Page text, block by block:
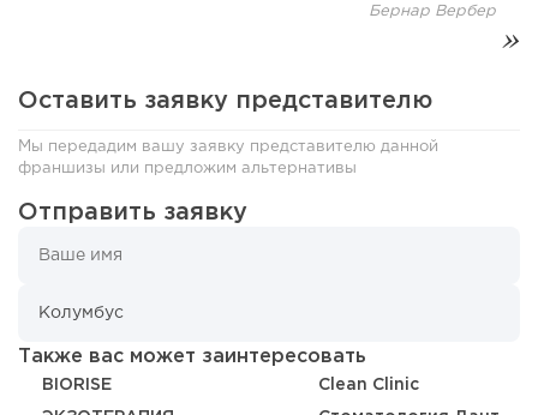
Бернар Вербер
Оставить заявку представителю
Мы передадим вашу заявку представителю данной
франшизы или предложим альтернативы
Отправить заявку
Также вас может заинтересовать
BIORISE Clean Clinic